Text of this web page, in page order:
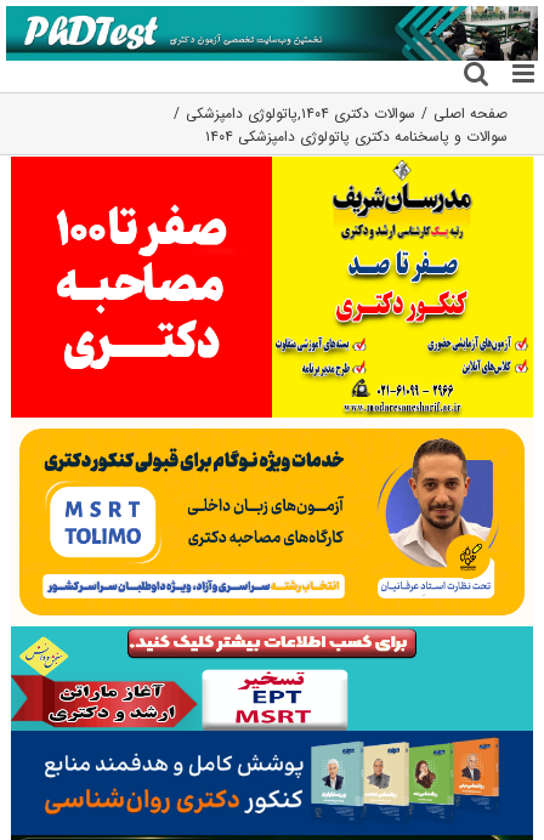
رفتن
به
محتوا
صفحه اصلی سوالات دکتری ۱۴۰۴ ,پاتولوژی دامپزشکی
سوالات و پاسخنامه دکتری پاتولوژی دامپزشکی ۱۴۰۴